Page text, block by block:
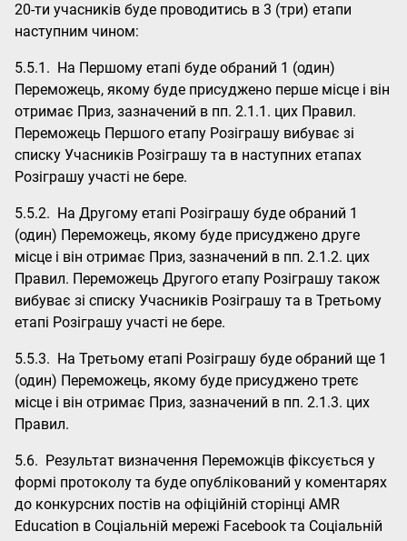
20-ти учасників буде проводитись в 3 (три) етапи
наступним чином:
5.5.1. На Першому етапі буде обраний 1 (один)
Переможець, якому буде присуджено перше місце і він
отримає Приз, зазначений в пп. 2.1.1. цих Правил.
Переможець Першого етапу Розіграшу вибуває зі
списку Учасників Розіграшу та в наступних етапах
Розіграшу участі не бере.
5.5.2. На Другому етапі Розіграшу буде обраний 1
(один) Переможець, якому буде присуджено друге
місце і він отримає Приз, зазначений в пп. 2.1.2. цих
Правил. Переможець Другого етапу Розіграшу також
вибуває зі списку Учасників Розіграшу та в Третьому
етапі Розіграшу участі не бере.
5.5.3. На Третьому етапі Розіграшу буде обраний ще 1
(один) Переможець, якому буде присуджено третє
місце і він отримає Приз, зазначений в пп. 2.1.3. цих
Правил.
5.6. Результат визначення Переможців фіксується у
формі протоколу та буде опублікований у коментарях
до конкурсних постів на офіційній сторінці АМR
Education в Соціальній мережі Facebook та Соціальній